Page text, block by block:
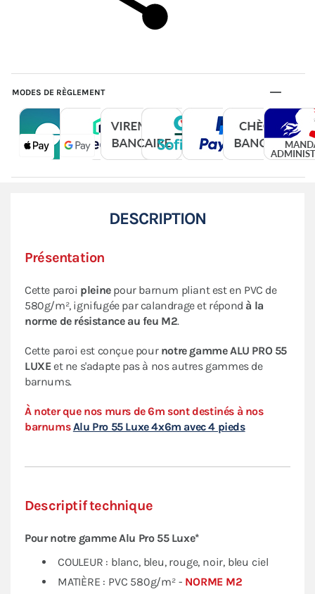
MODES DE RÈGLEMENT
DESCRIPTION
Présentation
Cette paroi pleinepour barnum pliant est en PVC de
580g/m², ignifugée par calandrage et répond à la
norme de résistance au feu M2.
Cette paroi est conçue pour notre gammeALU PRO 55
LUXEet ne s'adapte pas à nos autres gammes de
barnums.
À noter que nos murs de 6m sont destinés à nos
barnumsAlu Pro 55 Luxe 4x6m avec 4 pieds
Descriptif technique
Pour notre gamme Alu Pro 55 Luxe*
COULEUR : blanc, bleu, rouge, noir, bleu ciel
MATIÈRE : PVC 580g/m² - NORME M2